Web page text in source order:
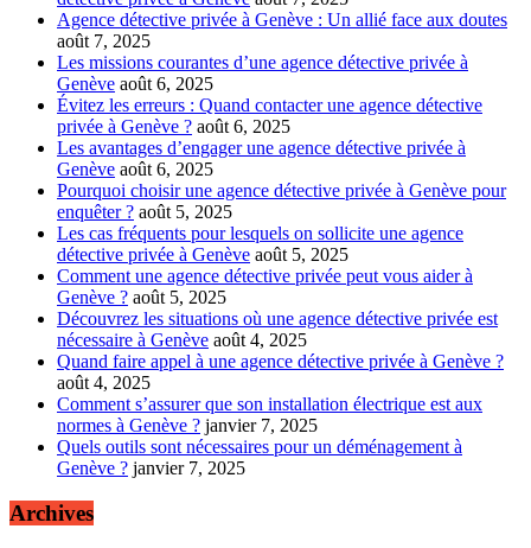
Agence détective privée à Genève : Un allié face aux doutes
août 7, 2025
Les missions courantes d’une agence détective privée à
Genève août 6, 2025
Évitez les erreurs : Quand contacter une agence détective
privée à Genève ? août 6, 2025
Les avantages d’engager une agence détective privée à
Genève août 6, 2025
Pourquoi choisir une agence détective privée à Genève pour
enquêter ? août 5, 2025
Les cas fréquents pour lesquels on sollicite une agence
détective privée à Genève août 5, 2025
Comment une agence détective privée peut vous aider à
Genève ? août 5, 2025
Découvrez les situations où une agence détective privée est
nécessaire à Genève août 4, 2025
Quand faire appel à une agence détective privée à Genève ?
août 4, 2025
Comment s’assurer que son installation électrique est aux
normes à Genève ? janvier 7, 2025
Quels outils sont nécessaires pour un déménagement à
Genève ? janvier 7, 2025
Archives